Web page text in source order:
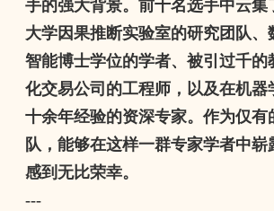
手的强大背景。前十名选手中云集
大学因果推断实验室的研究团队、
智能博士学位的学者、被引过千的
化交易公司的工程师，以及在机器
十余年经验的资深专家。作为仅有
队，能够在这样一群专家学者中崭
感到无比荣幸。
---